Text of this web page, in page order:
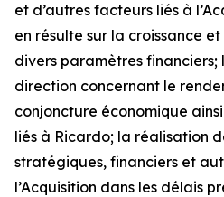
et d’autres facteurs liés à
en résulte sur la croissance
divers paramètres financiers;
direction concernant le
conjoncture économique
liés à Ricardo; la réalisation
stratégiques, financiers et
l’Acquisition dans les délais